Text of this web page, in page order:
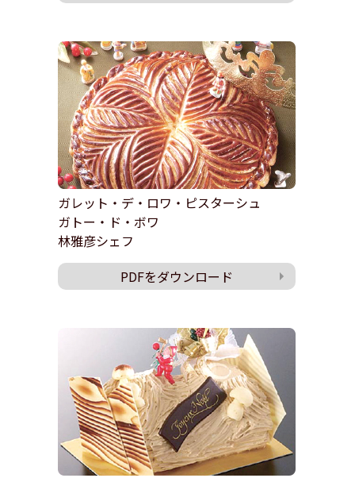
ガレット・デ・ロワ・ピスターシュ
ガトー・ド・ボワ
林雅彦シェフ
PDFをダウンロード